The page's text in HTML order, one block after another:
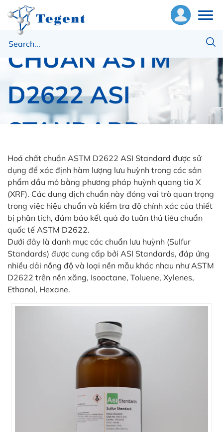
HOÁ CHẤT
CHUẨN ASTM
D2622 ASI
STANDARD
Trang chủ Vật tư tiêu hao
ASI Standards
HOÁ CHẤT CHUẨN ASTM D2622 ASI STANDARD
Hoá chất chuẩn ASTM D2622 ASI Standard được sử
dụng để xác định hàm lượng lưu huỳnh trong các sản
phẩm dầu mỏ bằng phương pháp huỳnh quang tia X
(XRF). Các dung dịch chuẩn này đóng vai trò quan trọng
trong việc hiệu chuẩn và kiểm tra độ chính xác của thiết
bị phân tích, đảm bảo kết quả đo tuân thủ tiêu chuẩn
quốc tế ASTM D2622.
Dưới đây là danh mục các chuẩn lưu huỳnh (Sulfur
Standards) được cung cấp bởi ASI Standards, đáp ứng
nhiều dải nồng độ và loại nền mẫu khác nhau như ASTM
D2622 trên nền xăng, Isooctane, Toluene, Xylenes,
Ethanol, Hexane.